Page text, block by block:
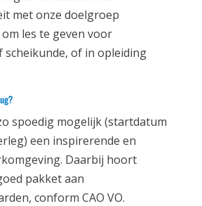
met onze doelgroep
les te geven voor
of in opleiding
spoedig mogelijk (startdatum
een inspirerende en
Daarbij hoort
pakket aan
conform CAO VO.